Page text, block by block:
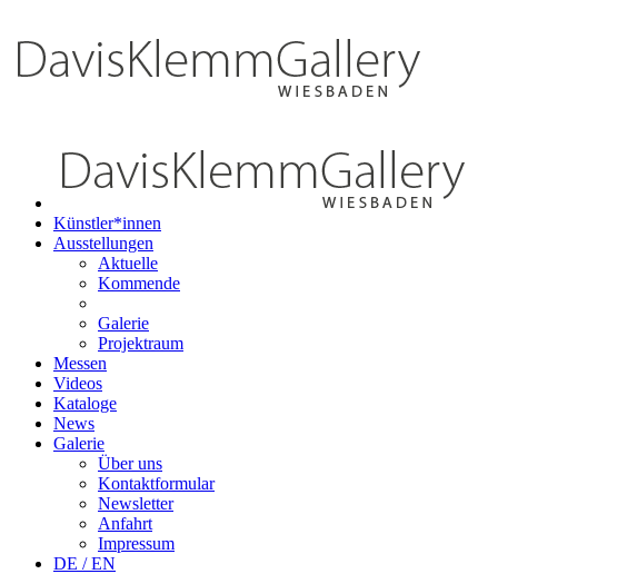
Künstler*innen
Ausstellungen
Aktuelle
Kommende
Galerie
Projektraum
Messen
Videos
Kataloge
News
Galerie
Über uns
Kontaktformular
Newsletter
Anfahrt
Impressum
DE / EN